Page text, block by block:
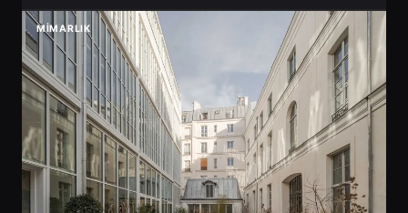
MIMARLIK